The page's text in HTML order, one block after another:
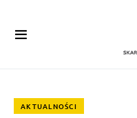
AKTUALNOŚCI